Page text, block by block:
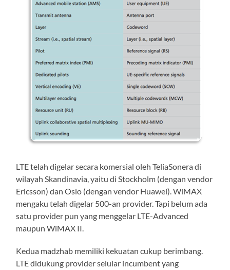
LTE telah digelar secara komersial oleh TeliaSonera di
wilayah Skandinavia, yaitu di Stockholm (dengan vendor
Ericsson) dan Oslo (dengan vendor Huawei). WiMAX
mengaku telah digelar 500-an provider. Tapi belum ada
satu provider pun yang menggelar LTE-Advanced
maupun WiMAX II.
Kedua madzhab memiliki kekuatan cukup berimbang.
LTE didukung provider selular incumbent yang